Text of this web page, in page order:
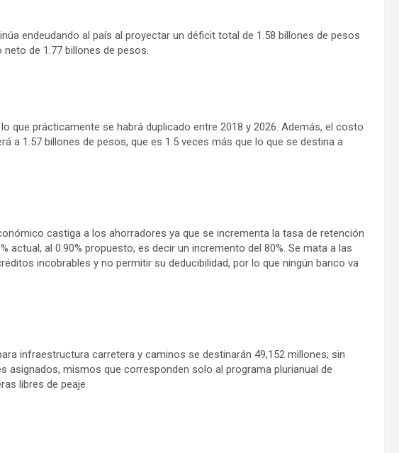
endeudando al país al proyectar un déficit total de 1.58 billones de pesos
de 1.77 billones de pesos.
que prácticamente se habrá duplicado entre 2018 y 2026. Además, el costo
a 1.57 billones de pesos, que es 1.5 veces más que lo que se destina a
castiga a los ahorradores ya que se incrementa la tasa de retención
actual, al 0.90% propuesto, es decir un incremento del 80%. Se mata a las
incobrables y no permitir su deducibilidad, por lo que ningún banco va
infraestructura carretera y caminos se destinarán 49,152 millones; sin
asignados, mismos que corresponden solo al programa plurianual de
libres de peaje.